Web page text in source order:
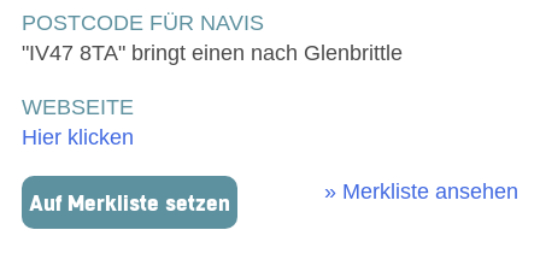
POSTCODE FÜR NAVIS
"IV47 8TA" bringt einen nach Glenbrittle
WEBSEITE
Hier klicken
Auf Merkliste setzen
» Merkliste ansehen